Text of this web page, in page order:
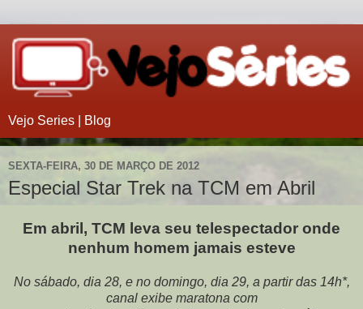
Vejo Series | Blog
SEXTA-FEIRA, 30 DE MARÇO DE 2012
Especial Star Trek na TCM em Abril
Em abril, TCM leva seu telespectador onde
nenhum homem jamais esteve
No sábado, dia 28, e no domingo, dia 29, a partir das 14h*,
canal exibe maratona com